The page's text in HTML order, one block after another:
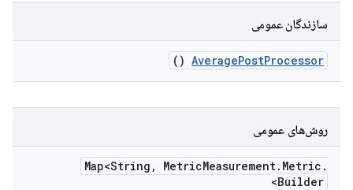
سازندگان عمومی
AveragePostProcessor
()
روش‌های عمومی
Map<String , MetricMeasurement. Metric .
Builder>